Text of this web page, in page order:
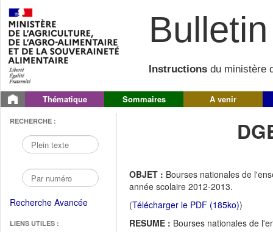
Instructions du ministère
Thématique Sommaires A venir
RECHERCHE :
Recherche Avancée
LIENS UTILES :
OBJET : Bourses nationales de
année scolaire 2012-2013.
(Télécharger le PDF (185ko))
RESUME : Bourses nationales de